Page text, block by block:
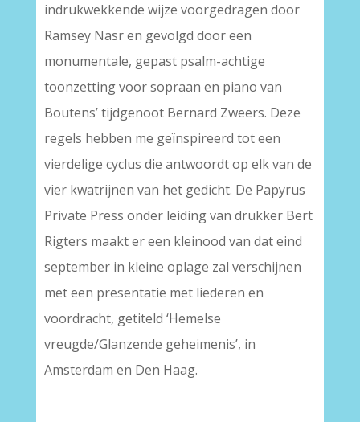
indrukwekkende wijze voorgedragen door
Ramsey Nasr en gevolgd door een
monumentale, gepast psalm-achtige
toonzetting voor sopraan en piano van
Boutens’ tijdgenoot Bernard Zweers. Deze
regels hebben me geïnspireerd tot een
vierdelige cyclus die antwoordt op elk van de
vier kwatrijnen van het gedicht. De Papyrus
Private Press onder leiding van drukker Bert
Rigters maakt er een kleinood van dat eind
september in kleine oplage zal verschijnen
met een presentatie met liederen en
voordracht, getiteld ‘Hemelse
vreugde/Glanzende geheimenis’, in
Amsterdam en Den Haag.